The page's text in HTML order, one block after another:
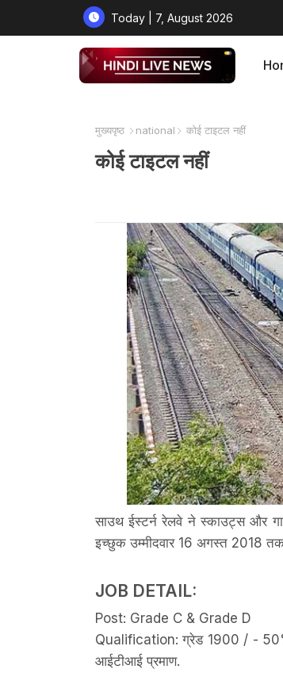
Today | 7, August 2026
मुख्यपृष्ठ national कोई टाइटल नहीं
कोई टाइटल नहीं
साउथ ईस्टर्न रेलवे ने स्काउट्स और
इच्छुक उम्मीदवार 16 अगस्त 2018
JOB DETAIL:
Post: Grade C & Grade D
Qualification: ग्रेड 1900 / - 50%
आईटीआई प्रमाण.